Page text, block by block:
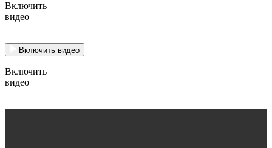
Включить
видео
Включить видео
Включить
видео